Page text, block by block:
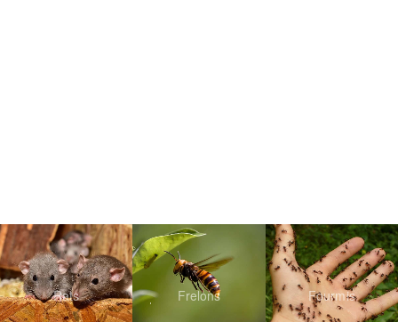
Rats Frelons Fourmis